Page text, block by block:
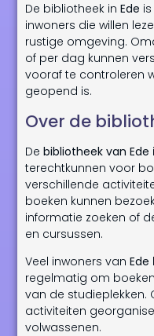
De bibliotheek inEde
inwoners die willen
rustige omgeving.
of per dag kunnen
vooraf te controleren
geopend is.
Over de
Debibliotheek van Ede
terechtkunnen voor
verschillende
boeken kunnen
informatie zoeken of
en cursussen.
Veel inwoners vanEde
regelmatig om
van de studieplekken.
activiteiten
volwassenen.